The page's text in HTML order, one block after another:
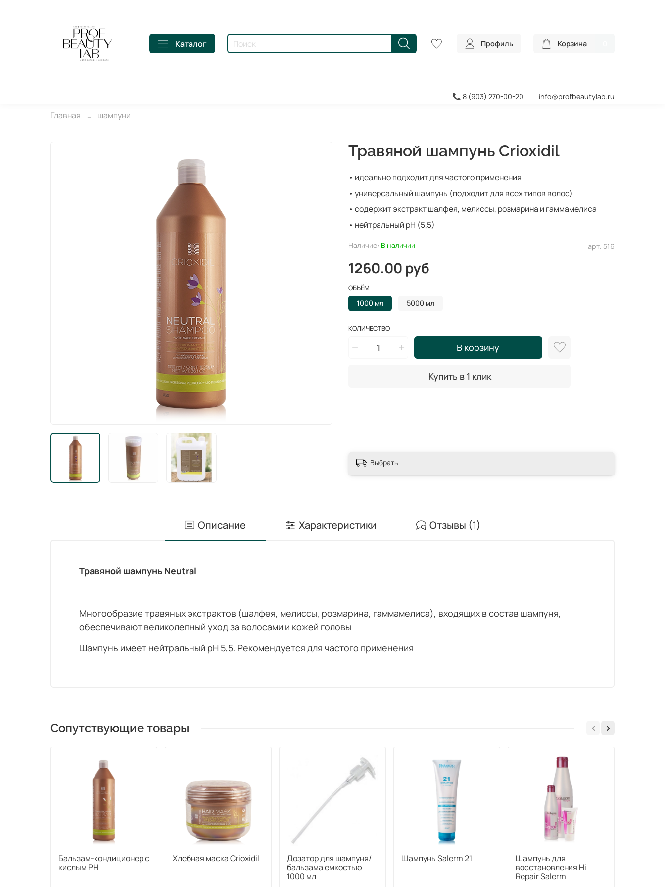
Каталог Профиль Корзина
📞 8 (903) 270-00-20 info@profbeautylab.ru
Главная шампуни
арт. 516
Наличие: В наличии
Травяной шампунь Crioxidil
1260.00 руб
КОЛИЧЕСТВО
В корзину
Купить в 1 клик
ОБЪЁМ
1000 мл 5000 мл
• идеально подходит для частого применения
• универсальный шампунь (подходит для всех типов волос)
• содержит экстракт шалфея, мелиссы, розмарина и гаммамелиса
• нейтральный pH (5,5)
Выбрать
Описание Характеристики Отзывы (1)
Травяной шампунь Neutral
Многообразие травяных экстрактов (шалфея, мелиссы, розмарина, гаммамелиса), входящих в состав шампуня,
обеспечивают великолепный уход за волосами и кожей головы
Шампунь имеет нейтральный pН 5,5. Рекомендуется для частого применения
Сопутствующие товары
Бальзам-кондиционер с
кислым PH
Хлебная маска Crioxidil
Дозатор для шампуня/
бальзама емкостью
1000 мл
Шампунь Salerm 21
Шампунь для
восстановления Hi
Repair Salerm